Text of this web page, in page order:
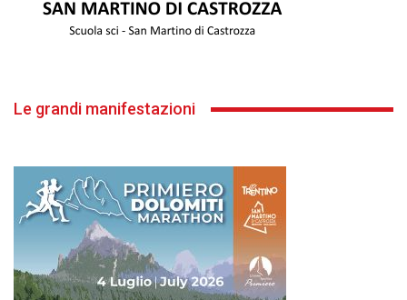
Le grandi manifestazioni